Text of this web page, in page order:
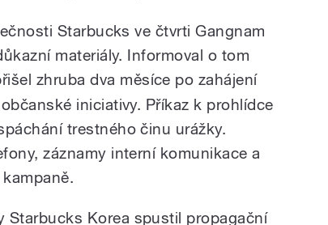
Starbucks ve čtvrti Gangnam
materiály. Informoval o tom
zhruba dva měsíce po zahájení
iniciativy. Příkaz k prohlídce
trestného činu urážky.
záznamy interní komunikace a
Starbucks Korea spustil propagační